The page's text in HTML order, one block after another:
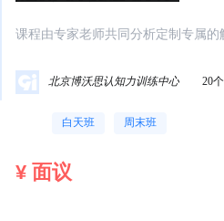
课程由专家老师共同分析定制专属的
北京博沃思认知力训练中心 20
白天班 周末班
¥ 面议